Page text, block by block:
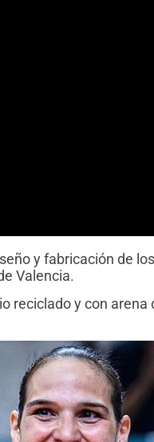
y fabricación de
Valencia.
reciclado y con